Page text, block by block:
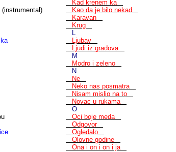
Kad krenem ka
Kao da je bilo nekad
Karavan
Krug
L
Ljubav
Ljudi iz gradova
M
Modro i zeleno
N
Ne
Neko nas posmatra
Nisam mislio na to
Novac u rukama
O
Oci boje meda
Odgovor
Ogledalo
Olovne godine
Ona i on i on i ja